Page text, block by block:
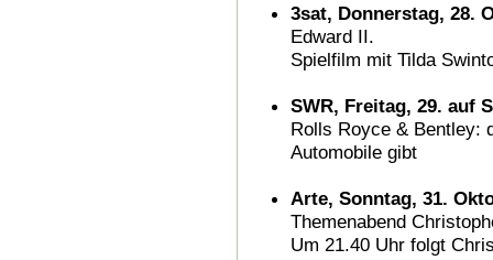
3sat, Donnerstag, 28.
Edward II.
Spielfilm mit Tilda
SWR, Freitag, 29. auf
Rolls Royce & Bentley:
Automobile gibt
Arte, Sonntag, 31.
Themenabend
Um 21.40 Uhr folgt